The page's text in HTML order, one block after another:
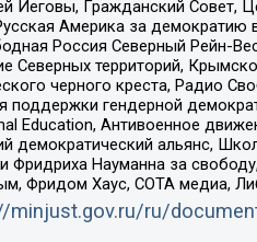
Иеговы, Гражданский Совет,
Америка за демократию
Россия Северный Рейн-
Северных территорий,
черного креста, Радио
поддержки гендерной
Education, Антивоенное
демократический альянс,
Науманна за
Фридом Хаус, СОТА медиа,
minjust.gov.ru/ru/